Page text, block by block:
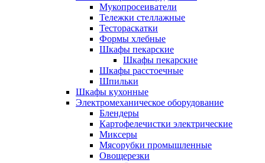
Мукопросеиватели
Тележки стеллажные
Тестораскатки
Формы хлебные
Шкафы пекарские
Шкафы пекарские
Шкафы расстоечные
Шпильки
Шкафы кухонные
Электромеханическое оборудование
Блендеры
Картофелечистки электрические
Миксеры
Мясорубки промышленные
Овощерезки